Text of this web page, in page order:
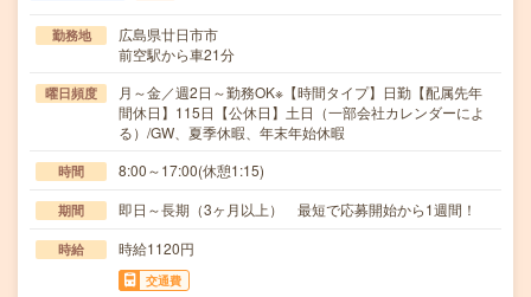
勤務地
広島県廿日市市
前空駅から車21分
曜日頻度
月～金／週2日～勤務OK※【時間タイプ】日勤【配属先年
間休日】115日【公休日】土日（一部会社カレンダーによ
る）/GW、夏季休暇、年末年始休暇
時間 8:00～17:00(休憩1:15)
期間 即日～長期（3ヶ月以上） 最短で応募開始から1週間！
時給 時給1120円
交通費